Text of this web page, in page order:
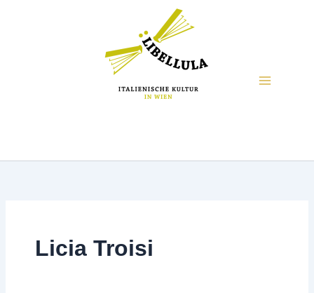
Licia Troisi